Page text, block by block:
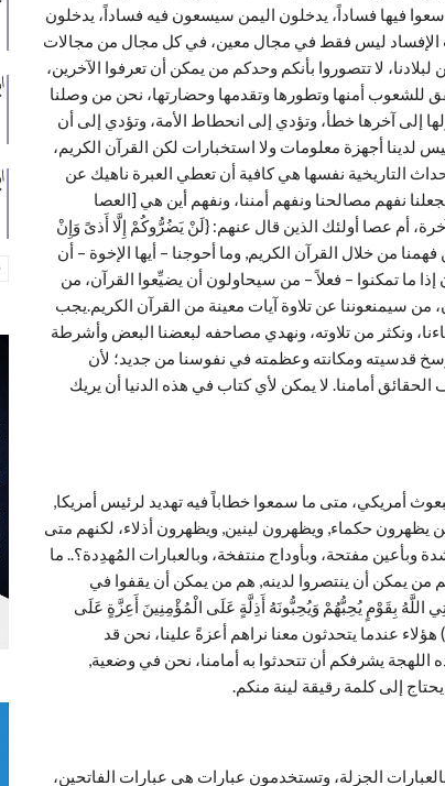
فيها فساداً، يدخلون اليمن سيسعون فيه فساداً، يدخلون
ليس فقط في مجال معين، في كل مجال من مجالات
لا تتصوروا بأنكم وحدكم من يمكن أن تعرفوا الآخرين،
أمنها وتطورها وتقدمها وحضارتها، نحن من وصلنا
إلى آخرها خطأ، وتؤدي إلى انحطاط الأمة، وتؤدي إلى أن
أجهزة معلومات ولا استخبارات لكن القرآن الكريم،
التاريخية نفسها هي كافية أن تعطي العبرة ناهيك عن
نفهم مصالحنا ونفهم أمننا، ونفهم أين هي [العصا
أم عصا أولئك الذين قال عنهم: {لَنْ يَضُرُّوكُمْ إِلَّا أَذىً وَإِنْ
ثُمَّ لا يُنْصَرُونَ}(آل عمران:111).. بل نحن من فهمنا من خلال القرآن الكريم, وما أحوجنا – أيها الإخوة – أن
ما تمكنوا – فعلاً – من سيحاولون أن يضيِّعوا القرآن، من
من سيمنعوننا عن تلاوة آيات معينة من القرآن الكريم.يجب
ونكثر من تلاوته، ونهدي مصاحفه لبعضنا البعض وأشرطة
قدسيته ومكانته وعظمته في نفوسنا من جديد؛ لأن
أمامنا. لا يمكن لأي كتاب في هذه الدنيا أن يريك
أمريكي، متى ما سمعوا خطاباً فيه تهديد لرئيس أمريكا,
يظهرون حكماء, ويظهرون لينين, ويظهرون أذلاء، لكنهم متى
وبأعين مفتحة، وبأوداج منتفخة، وبالعبارات المُهدِدة؟.. ما
من يمكن أن ينتصروا لدينه, هم من يمكن أن يقفوا في
اللَّهُ بِقَوْمٍ يُحِبُّهُمْ وَيُحِبُّونَهُ أَذِلَّةٍ عَلَى الْمُؤْمِنِينَ أَعِزَّةٍ عَلَى
الْكَافِرِينَ يُجَاهِدُونَ فِي سَبِيلِ للَّهِ وَلا يَخَافُونَ لَوْمَةَ لائِمٍ}(المائدة:54) هؤلاء عندما يتحدثون معنا نراهم أعزةً علينا، نحن قد
اللهجة يشرفكم أن تتحدثوا به أمامنا، نحن في وضعية,
إلى كلمة رقيقة لينة منكم.
الجزلة، وتستخدمون عبارات هي عبارات الفاتحين،